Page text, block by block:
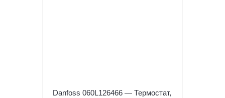
Danfoss 060L126466 — Термостат,